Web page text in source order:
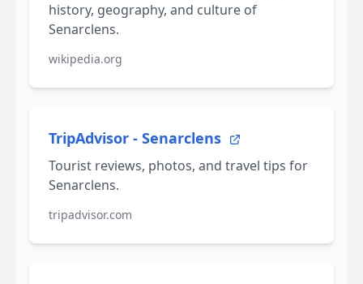
history, geography, and culture of
Senarclens.
wikipedia.org
TripAdvisor - Senarclens
Tourist reviews, photos, and travel tips for
Senarclens.
tripadvisor.com